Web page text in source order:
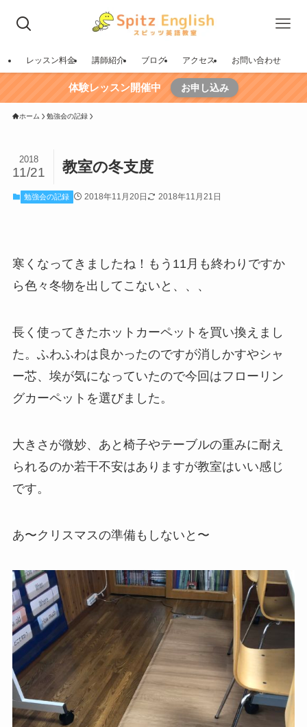
レッスン料金 講師紹介 ブログ アクセス お問い合わせ
体験レッスン開催中 お申し込み
ホーム 勉強会の記録
教室の冬支度
2018
11/21
勉強会の記録 2018年11月20日 2018年11月21日
寒くなってきましたね！もう11月も終わりですか
ら色々冬物を出してこないと、、、
長く使ってきたホットカーペットを買い換えまし
た。ふわふわは良かったのですが消しかすやシャ
ー芯、埃が気になっていたので今回はフローリン
グカーペットを選びました。
大きさが微妙、あと椅子やテーブルの重みに耐え
られるのか若干不安はありますが教室はいい感じ
です。
あ〜クリスマスの準備もしないと〜